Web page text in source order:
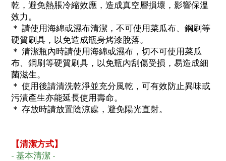
乾，避免熱脹冷縮效應，造成真空層損壞，影響保溫
效力。
＊ 請使用海綿或濕布清潔，不可使用菜瓜布、鋼刷等
硬質刷具，以免造成瓶身烤漆脫落。
＊ 清潔瓶內時請使用海綿或濕布，切不可使用菜瓜
布、鋼刷等硬質刷具，以免瓶內刮傷受損，易造成細
菌滋生。
＊ 使用後請清洗乾淨並充分風乾，可有效防止異味或
污漬產生亦能延長使用壽命。
＊ 存放時請放置陰涼處，避免陽光直射。
【清潔方式】
- 基本清潔 -